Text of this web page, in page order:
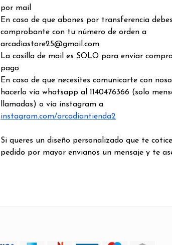
por mail
En caso de que abones por transferencia
comprobante con tu número de orden a
arcadiastore25@gmail.com
La casilla de mail es SOLO para enviar
pago
En caso de que necesites comunicarte con
hacerlo vía whatsapp al 1140476366 (solo
llamadas) o vía instagram a
instagram.com/arcadiantienda2
Si queres un diseño personalizado que te
pedido por mayor envianos un mensaje y te